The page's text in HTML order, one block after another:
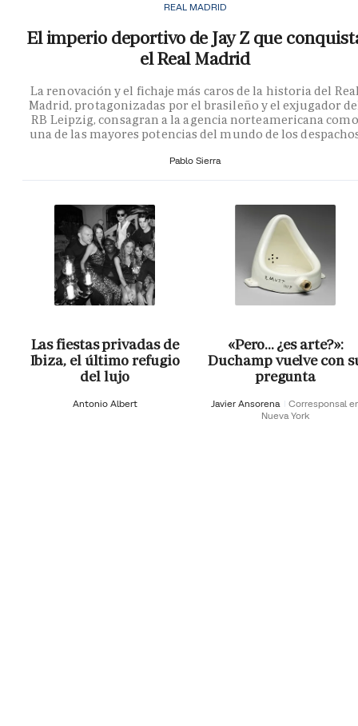
REAL MADRID
El imperio deportivo de Jay Z que
el Real Madrid
La renovación y el fichaje más caros de la historia del
Madrid, protagonizadas por el brasileño y el exjugador
RB Leipzig, consagran a la agencia norteamericana como
una de las mayores potencias del mundo de los
Pablo Sierra
Las fiestas privadas de
Ibiza, el último refugio
del lujo
Antonio Albert
«Pero… ¿es arte?»:
Duchamp vuelve con
pregunta
Javier Ansorena
Corresponsal
Nueva York